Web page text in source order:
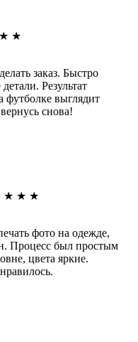
★ ★
заказ. Быстро
Результат
выглядит
снова!
★ ★ ★
фото на одежде,
Процесс был простым
цвета яркие.